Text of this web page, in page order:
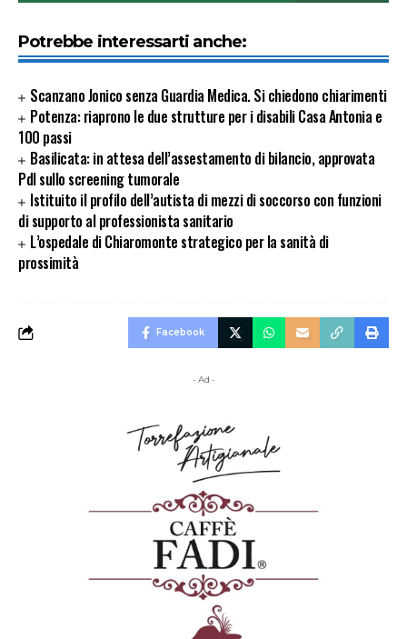
Potrebbe interessarti anche:
Scanzano Jonico senza Guardia Medica. Si chiedono chiarimenti
Potenza: riaprono le due strutture per i disabili Casa Antonia e
100 passi
Basilicata: in attesa dell’assestamento di bilancio, approvata
Pdl sullo screening tumorale
Istituito il profilo dell’autista di mezzi di soccorso con funzioni
di supporto al professionista sanitario
L’ospedale di Chiaromonte strategico per la sanità di
prossimità
Facebook
- Ad -